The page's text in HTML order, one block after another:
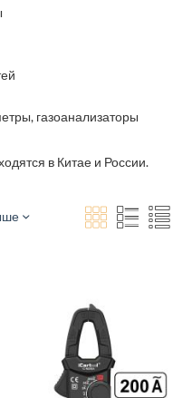
газоанализаторы
в Китае и России.